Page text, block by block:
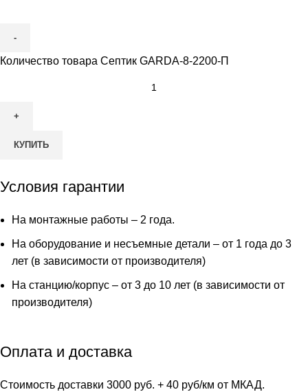
Количество товара Септик GARDA-8-2200-П
КУПИТЬ
Условия гарантии
На монтажные работы – 2 года.
На оборудование и несъемные детали – от 1 года до 3
лет (в зависимости от производителя)
На станцию/корпус – от 3 до 10 лет (в зависимости от
производителя)
Оплата и доставка
Стоимость доставки 3000 руб. + 40 руб/км от МКАД.